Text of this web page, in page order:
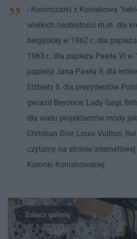
- Koronczarki z Koniakowa
wielkich osobistości m.in. dla
belgijskiej w 1962 r., dla
1963 r., dla papieża Pawła VI w
papieża Jana Pawła II, dla
Elżbiety II, dla prezydentów
gwiazd Beyonce, Lady Gagi,
dla wielu projektantów mody
Christian Dior, Louis Vuitton,
czytamy na stronie internetowej
Koronki Koniakowskiej.